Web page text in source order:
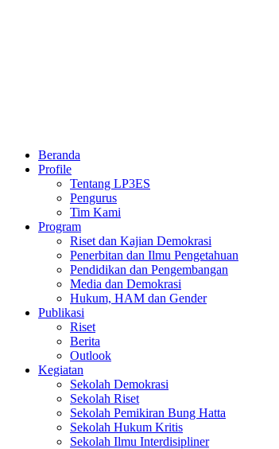
Beranda
Profile
Tentang LP3ES
Pengurus
Tim Kami
Program
Riset dan Kajian Demokrasi
Penerbitan dan Ilmu Pengetahuan
Pendidikan dan Pengembangan
Media dan Demokrasi
Hukum, HAM dan Gender
Publikasi
Riset
Berita
Outlook
Kegiatan
Sekolah Demokrasi
Sekolah Riset
Sekolah Pemikiran Bung Hatta
Sekolah Hukum Kritis
Sekolah Ilmu Interdisipliner